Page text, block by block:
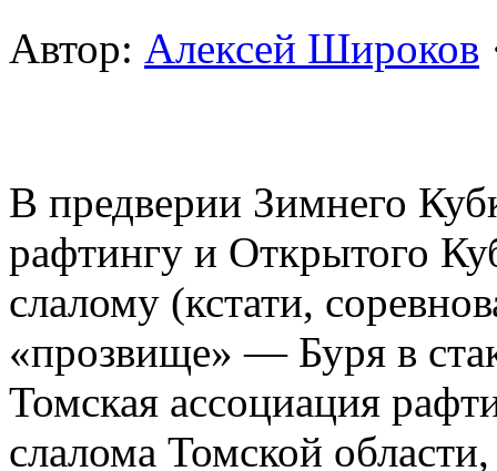
Автор: Алексей Широков
В предверии Зимнего
рафтингу и Открытого
слалому (кстати,
«прозвище» — Буря в
Томская ассоциация
слалома Томской